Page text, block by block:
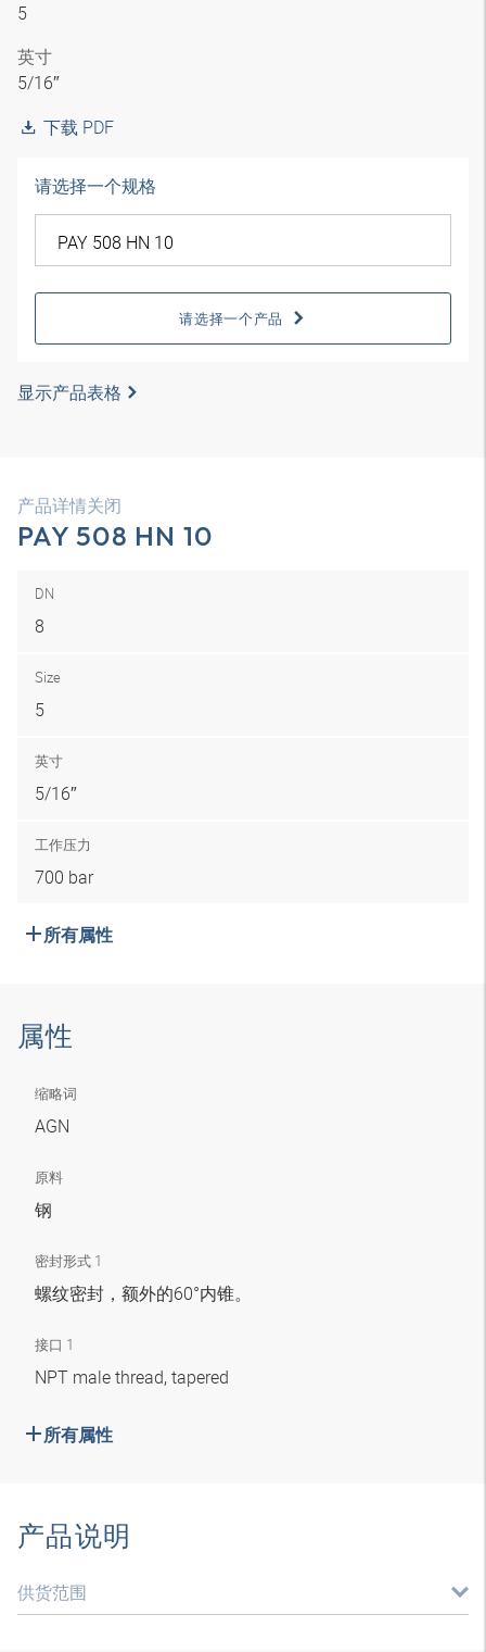
5
英寸
5/16″
下载 PDF
请选择一个规格
请选择一个产品
显示产品表格
产品详情关闭
PAY 508 HN 10
DN
8
Size
5
英寸
5/16″
工作压力
700 bar
所有属性
属性
缩略词
AGN
原料
钢
密封形式 1
螺纹密封，额外的60°内锥。
接口 1
NPT male thread, tapered
所有属性
产品说明
供货范围